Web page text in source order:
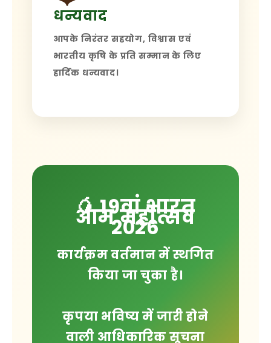
धन्यवाद
आपके निरंतर सहयोग, विश्वास एवं
भारतीय कृषि के प्रति सम्मान के लिए
हार्दिक धन्यवाद।
🥭 19वां भारत
आम महोत्सव
2026
कार्यक्रम वर्तमान मेंस्थगित
किया जा चुका है।
कृपया भविष्य में जारी होने
वाली आधिकारिक सूचना